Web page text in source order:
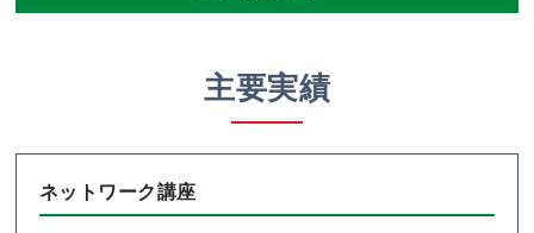
主要実績
ネットワーク講座